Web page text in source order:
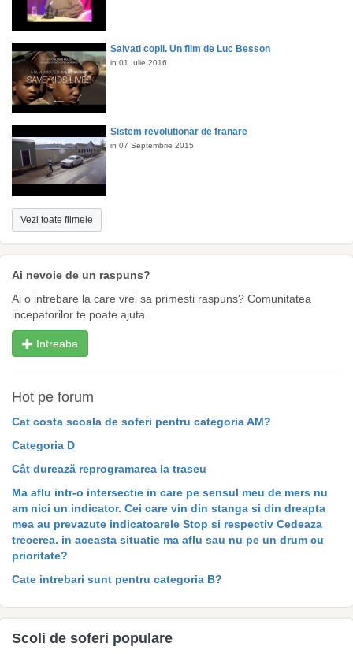
Salvati copii. Un film de Luc Besson
in 01 Iulie 2016
Sistem revolutionar de franare
in 07 Septembrie 2015
Vezi toate filmele
Ai nevoie de un raspuns?
Ai o intrebare la care vrei sa primesti raspuns? Comunitatea
incepatorilor te poate ajuta.
Intreaba
Hot pe forum
Cat costa scoala de soferi pentru categoria AM?
Categoria D
Cât durează reprogramarea la traseu
Ma aflu intr-o intersectie in care pe sensul meu de mers nu
am nici un indicator. Cei care vin din stanga si din dreapta
mea au prevazute indicatoarele Stop si respectiv Cedeaza
trecerea. in aceasta situatie ma aflu sau nu pe un drum cu
prioritate?
Cate intrebari sunt pentru categoria B?
Scoli de soferi populare